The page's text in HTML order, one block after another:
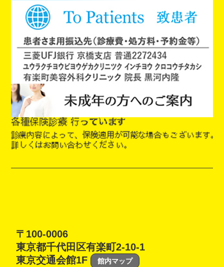
〒100-0006
東京都千代田区有楽町2-10-1
東京交通会館1F
館内マップ